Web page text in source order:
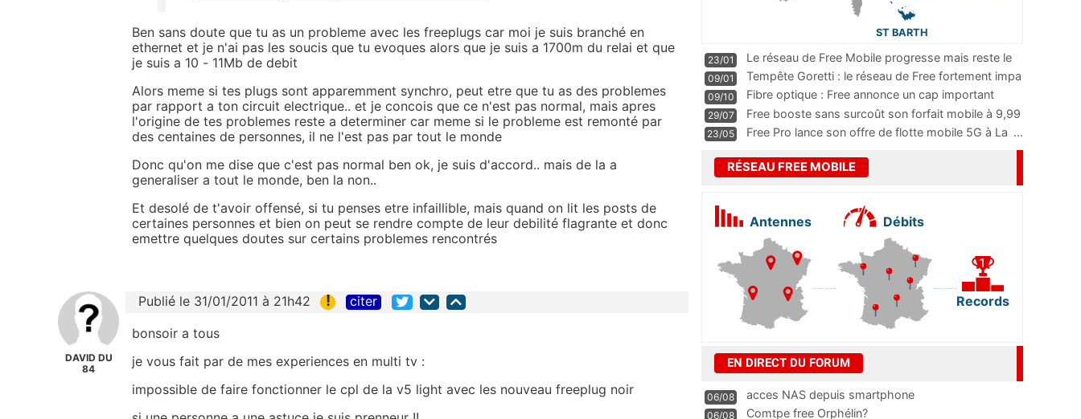
Ben sans doute que tu as un probleme avec les freeplugs car moi je suis branché en
ethernet et je n'ai pas les soucis que tu evoques alors que je suis a 1700m du relai et que
je suis a 10 - 11Mb de debit
Alors meme si tes plugs sont apparemment synchro, peut etre que tu as des problemes
par rapport a ton circuit electrique.. et je concois que ce n'est pas normal, mais apres
l'origine de tes problemes reste a determiner car meme si le probleme est remonté par
des centaines de personnes, il ne l'est pas par tout le monde
Donc qu'on me dise que c'est pas normal ben ok, je suis d'accord.. mais de la a
generaliser a tout le monde, ben la non..
Et desolé de t'avoir offensé, si tu penses etre infaillible, mais quand on lit les posts de
certaines personnes et bien on peut se rendre compte de leur debilité flagrante et donc
emettre quelques doutes sur certains problemes rencontrés
DAVID DU
84
Publié le 31/01/2011 à 21h42 ! citer
bonsoir a tous
je vous fait par de mes experiences en multi tv :
impossible de faire fonctionner le cpl de la v5 light avec les nouveau freeplug noir
ST BARTH
23/01
Le réseau de Free Mobile progresse mais reste le
m
...
09/01
Tempête Goretti : le réseau de Free fortement impa
09/10
Fibre optique : Free annonce un cap important
pass
...
29/07
Free booste sans surcoût son forfait mobile à 9,99
23/05 Free Pro lance son offre de flotte mobile 5G à La ...
RÉSEAU FREE MOBILE
Antennes Débits
Records
EN DIRECT DU FORUM
06/08 acces NAS depuis smartphone
06/08 Comtpe free Orphélin?